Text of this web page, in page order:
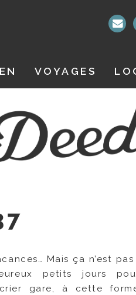
VOYAGES
Mais ça n’est
petits jours
gare, à cette